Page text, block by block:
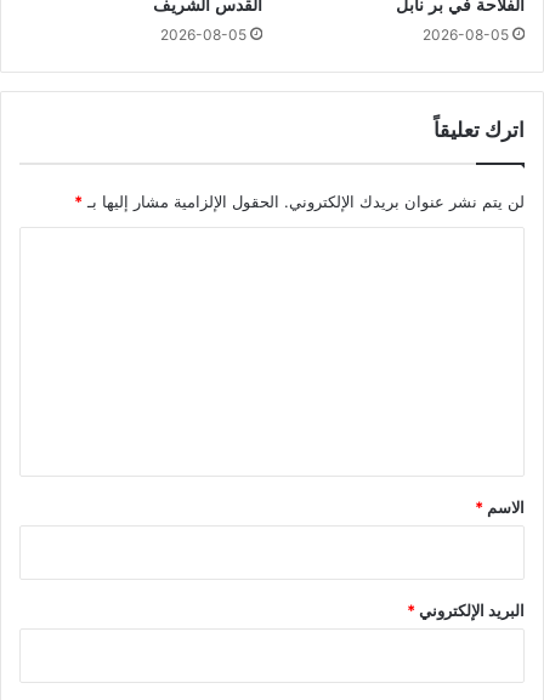
الفلاحة في بر نابل
2026-08-05
القدس الشريف
2026-08-05
اترك تعليقاً
لن يتم نشر عنوان بريدك الإلكتروني. الحقول الإلزامية مشار إليها بـ *
*
الاسم *
البريد الإلكتروني*